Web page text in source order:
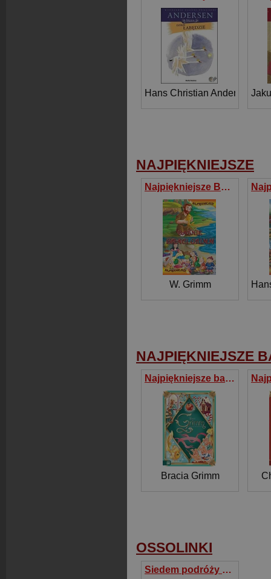
Hans Christian Andersen
NAJPIĘKNIEJSZE
Najpiękniejsze Baśnie braci Grimm
W. Grimm
NAJPIĘKNIEJSZE
Najpiękniejsze baśnie. Bracia Grimm
Bracia Grimm
OSSOLINKI
Siedem podróży Sindbada Żeglarza